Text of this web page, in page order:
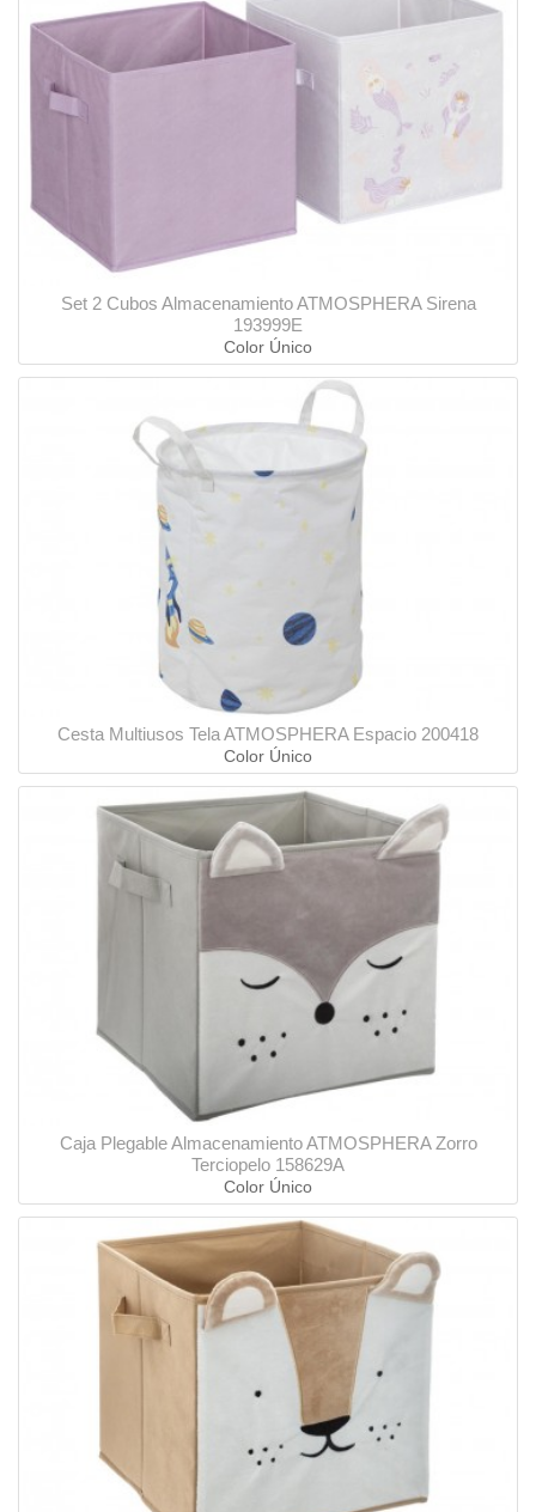
Set 2 Cubos Almacenamiento ATMOSPHERA Sirena
193999E
Color Único
Cesta Multiusos Tela ATMOSPHERA Espacio 200418
Color Único
Caja Plegable Almacenamiento ATMOSPHERA Zorro
Terciopelo 158629A
Color Único